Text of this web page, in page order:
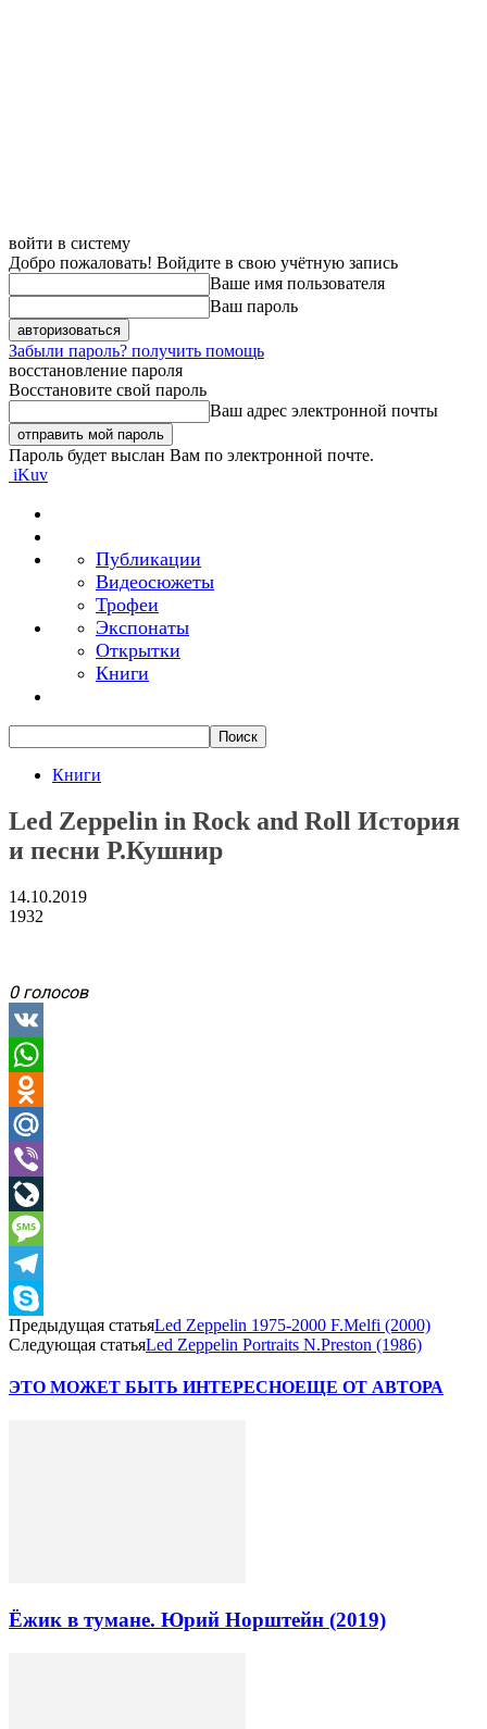
войти в систему
Добро пожаловать! Войдите в свою учётную запись
Ваше имя пользователя
Ваш пароль
Забыли пароль? получить помощь
восстановление пароля
Восстановите свой пароль
Ваш адрес электронной почты
Пароль будет выслан Вам по электронной почте.
iKuv
Публикации
Видеосюжеты
Трофеи
Экспонаты
Открытки
Книги
Книги
Led Zeppelin in Rock and Roll История
и песни Р.Кушнир
14.10.2019
1932
0 голосов
VK
WhatsApp
Odnoklassniki
Mail.Ru
Viber
LiveJournal
Message
Telegram
Skype
Предыдущая статьяLed Zeppelin 1975-2000 F.Melfi (2000)
Следующая статьяLed Zeppelin Portraits N.Preston (1986)
ЭТО МОЖЕТ БЫТЬ ИНТЕРЕСНОЕЩЕ ОТ АВТОРА
Ёжик в тумане. Юрий Норштейн (2019)